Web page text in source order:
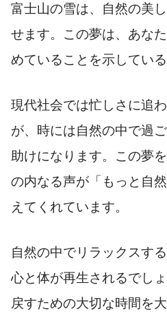
富士山の雪は、自然の美
せます。この夢は、あな
めていることを示してい
現代社会では忙しさに追
が、時には自然の中で過
助けになります。この夢
の内なる声が「もっと自
えてくれています。
自然の中でリラックスす
心と体が再生されるでし
戻すための大切な時間を